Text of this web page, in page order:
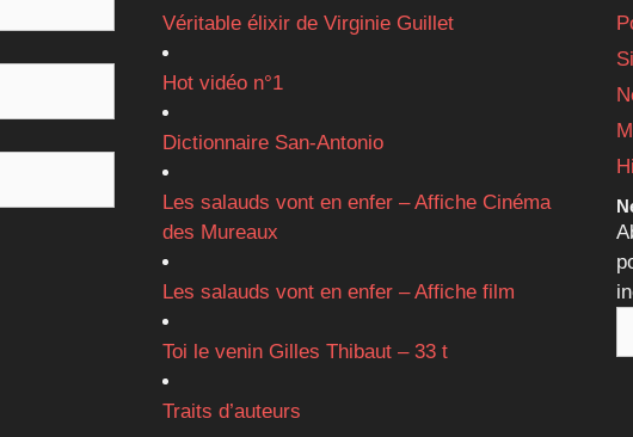
Véritable élixir de Virginie Guillet
Hot vidéo n°1
Dictionnaire San-Antonio
Les salauds vont en enfer – Affiche Cinéma
des Mureaux
Les salauds vont en enfer – Affiche film
Toi le venin Gilles Thibaut – 33 t
Traits d’auteurs